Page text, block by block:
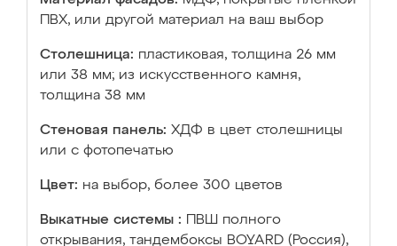
ПВХ, или другой материал на ваш выбор
Столешница: пластиковая, толщина 26 мм
или 38 мм; из искусственного камня,
толщина 38 мм
Стеновая панель: ХДФ в цвет столешницы
или с фотопечатью
Цвет: на выбор, более 300 цветов
Выкатные системы :
ПВШ полного
открывания, тандембоксы BOYARD (Россия),